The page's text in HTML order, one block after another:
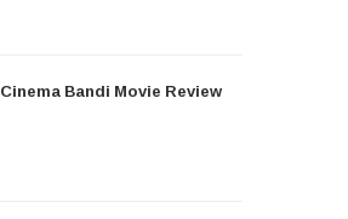
Cinema Bandi Movie Review